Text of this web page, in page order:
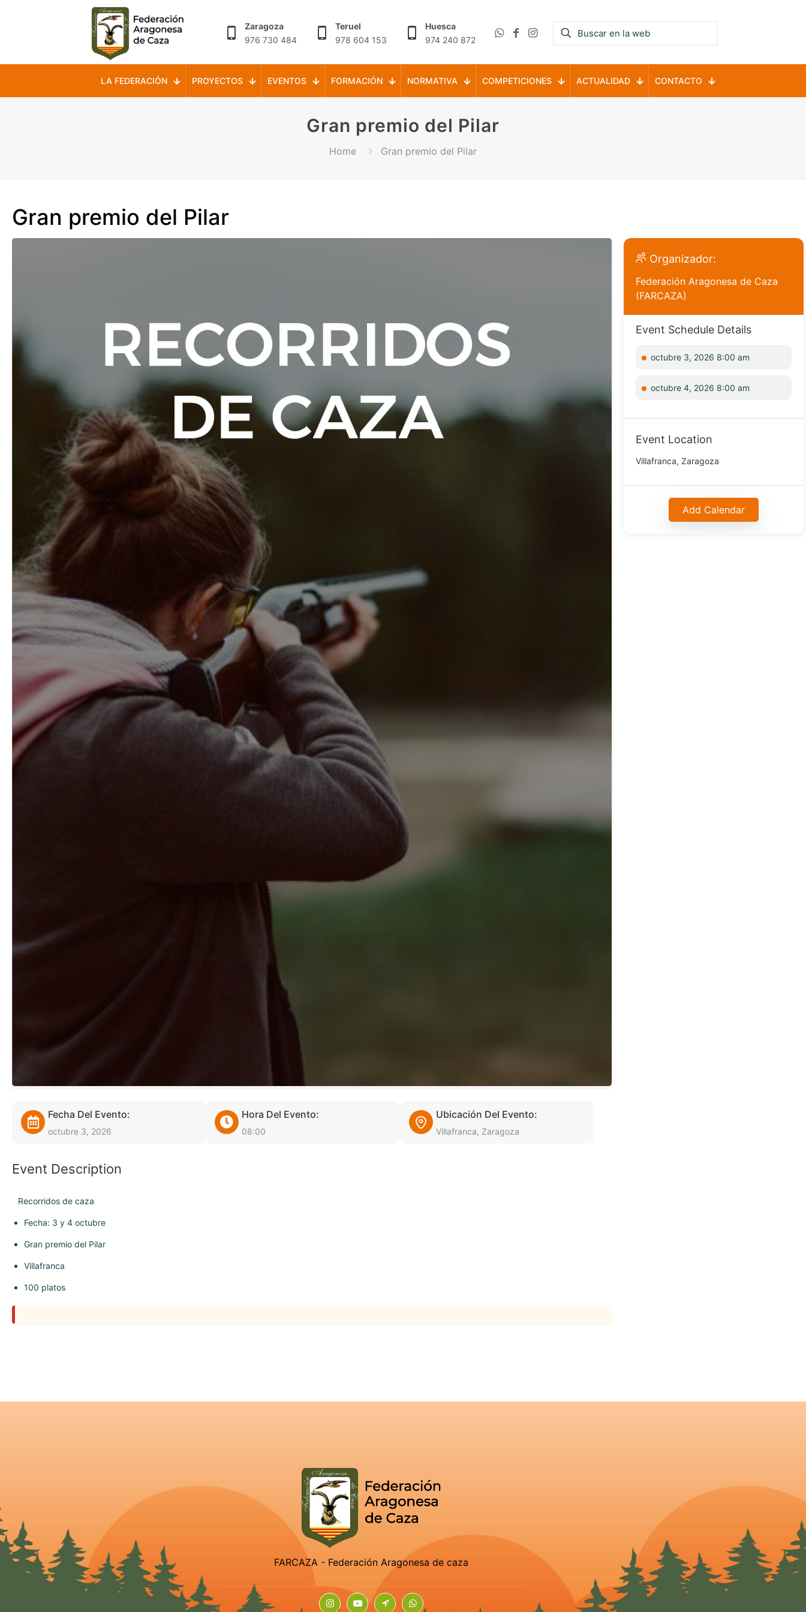
Zaragoza
976 730 484
Teruel
978 604 153
Huesca
974 240 872
LA FEDERACIÓN PROYECTOS EVENTOS FORMACIÓN NORMATIVA COMPETICIONES ACTUALIDAD CONTACTO
Gran premio del Pilar
Home Gran premio del Pilar
Gran premio del Pilar
Fecha Del Evento:
octubre 3, 2026
Hora Del Evento:
08:00
Ubicación Del Evento:
Villafranca, Zaragoza
Event Description
Recorridos de caza
Fecha: 3 y 4 octubre
Gran premio del Pilar
Villafranca
100 platos
Organizador:
Federación Aragonesa de Caza
(FARCAZA)
Event Schedule Details
octubre 3, 2026 8:00 am
octubre 4, 2026 8:00 am
Event Location
Villafranca, Zaragoza
Add Calendar
FARCAZA - Federación Aragonesa de caza